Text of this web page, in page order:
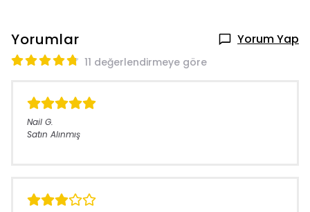
Yorumlar Yorum Yap
11 değerlendirmeye göre
Nail G.
Satın Alınmış